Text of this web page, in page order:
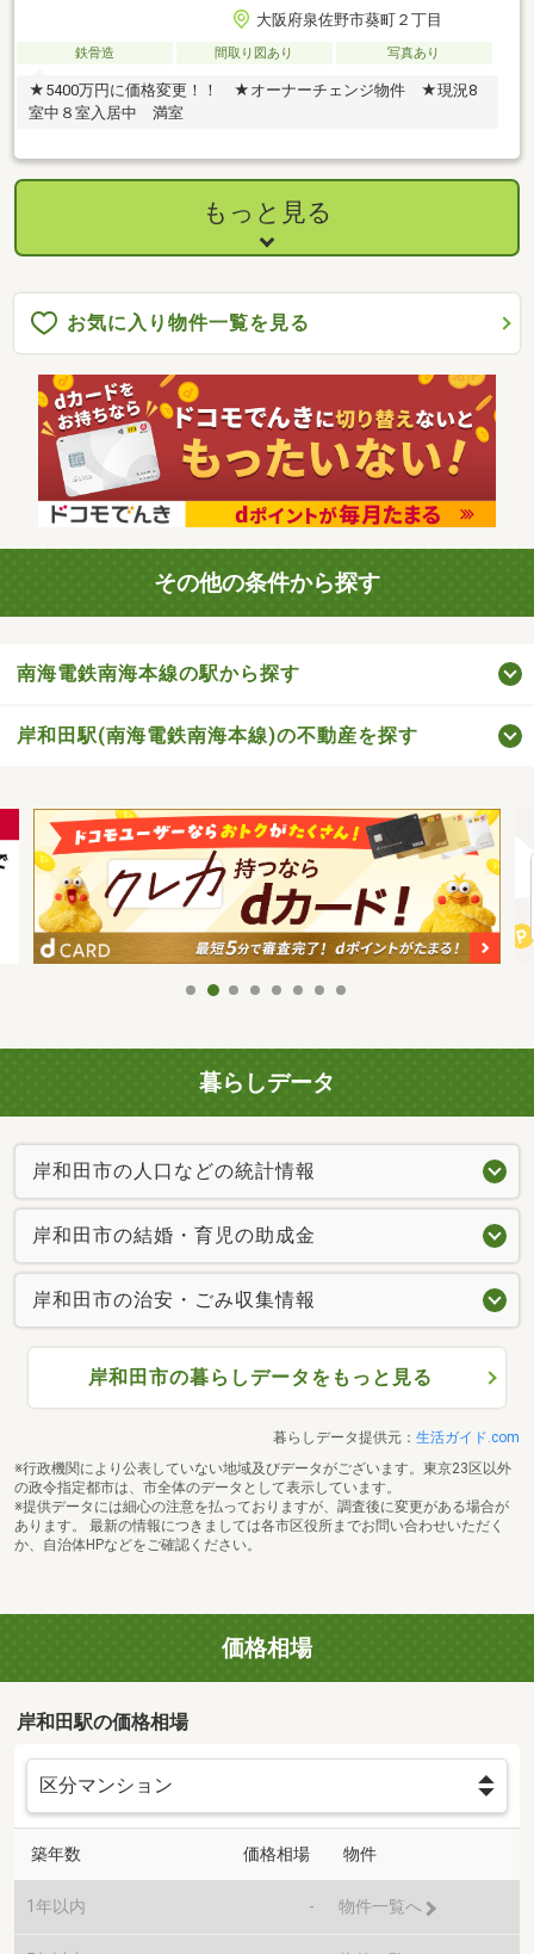
大阪府泉佐野市葵町２丁目
鉄骨造 間取り図あり 写真あり
★5400万円に価格変更！！ ★オーナーチェンジ物件 ★現況8
室中８室入居中 満室
もっと見る
お気に入り物件一覧を見る
その他の条件から探す
南海電鉄南海本線の駅から探す
岸和田駅(南海電鉄南海本線)の不動産を探す
暮らしデータ
岸和田市の人口などの統計情報
岸和田市の結婚・育児の助成金
岸和田市の治安・ごみ収集情報
岸和田市の暮らしデータをもっと見る
暮らしデータ提供元： 生活ガイド.com
※行政機関により公表していない地域及びデータがございます。東京23区以外
の政令指定都市は、市全体のデータとして表示しています。
※提供データには細心の注意を払っておりますが、調査後に変更がある場合が
あります。 最新の情報につきましては各市区役所までお問い合わせいただく
か、自治体HPなどをご確認ください。
価格相場
岸和田駅の価格相場
築年数 価格相場 物件
1年以内 - 物件一覧へ